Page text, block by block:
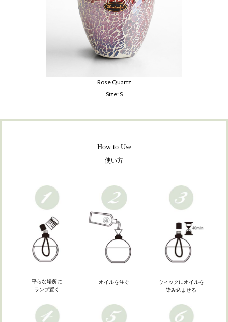
Rose Quartz
Size: S
How to Use
使い方
平らな場所に
ランプ置く
オイルを注ぐ
ウィックにオイルを
染み込ませる